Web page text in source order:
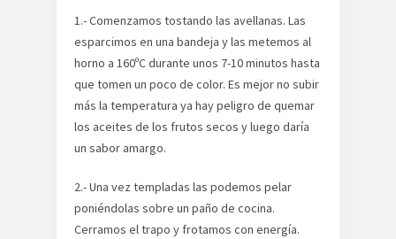
1.- Comenzamos tostando las avellanas. Las
esparcimos en una bandeja y las metemos al
horno a 160ºC durante unos 7-10 minutos hasta
que tomen un poco de color. Es mejor no subir
más la temperatura ya hay peligro de quemar
los aceites de los frutos secos y luego daría
un sabor amargo.
2.- Una vez templadas las podemos pelar
poniéndolas sobre un paño de cocina.
Cerramos el trapo y frotamos con energía.